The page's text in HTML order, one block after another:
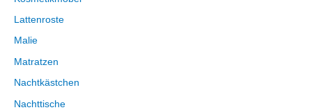
Lattenroste
Malie
Matratzen
Nachtkästchen
Nachttische